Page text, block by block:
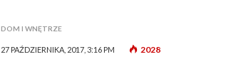
DOM I WNĘTRZE
27 PAŹDZIERNIKA, 2017, 3:16 PM 2028